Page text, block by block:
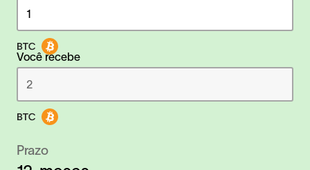
Você recebe
Prazo